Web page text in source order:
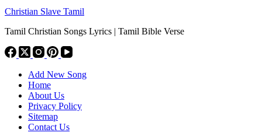
Christian Slave Tamil
Tamil Christian Songs Lyrics | Tamil Bible Verse
Add New Song
Home
About Us
Privacy Policy
Sitemap
Contact Us